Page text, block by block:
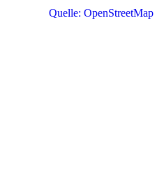
Quelle: OpenStreetMap